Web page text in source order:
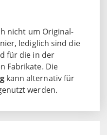
nicht um Original-
lediglich sind die
für die in der
Fabrikate. Die
kann alternativ für
werden.